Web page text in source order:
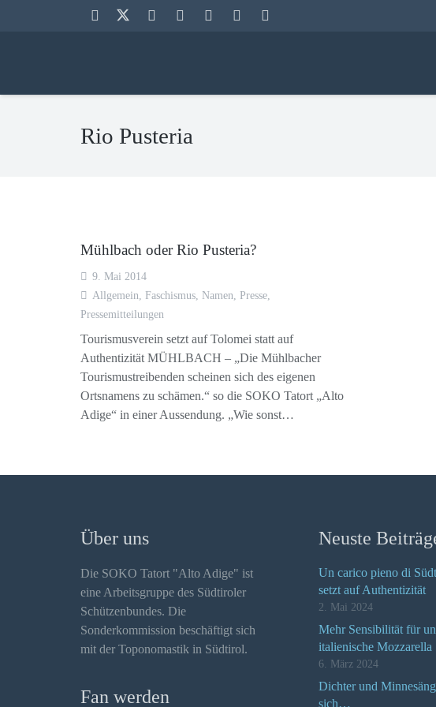
Rio Pusteria
Mühlbach oder Rio Pusteria?
9. Mai 2014
Allgemein
Faschismus, Namen Presse,
Pressemitteilungen
Tourismusverein setzt auf Tolomei statt auf
Authentizität MÜHLBACH – „Die Mühlbacher
Tourismustreibenden scheinen sich des eigenen
Ortsnamens zu schämen.“ so die SOKO Tatort „Alto
Adige“ in einer Aussendung. „Wie sonst…
Über uns
Die SOKO Tatort "Alto Adige" ist
eine Arbeitsgruppe des Südtiroler
Schützenbundes. Die
Sonderkommission beschäftigt sich
mit der Toponomastik in Südtirol.
Fan werden
Neuste
Un carico pieno di
setzt auf Authentizität
2. Mai 2024
Mehr Sensibilität für
italienische Mozzarella
6. März 2024
Dichter und
sich…